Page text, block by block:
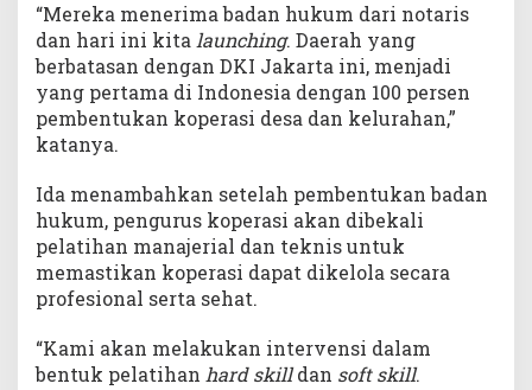
“Mereka menerima badan hukum dari notaris
dan hari ini kitalaunching. Daerah yang
berbatasan dengan DKI Jakarta ini, menjadi
yang pertama di Indonesia dengan 100 persen
pembentukan koperasi desa dan kelurahan,”
katanya.
Ida menambahkan setelah pembentukan badan
hukum, pengurus koperasi akan dibekali
pelatihan manajerial dan teknis untuk
memastikan koperasi dapat dikelola secara
profesional serta sehat.
“Kami akan melakukan intervensi dalam
bentuk pelatihan hard skilldan soft skill.